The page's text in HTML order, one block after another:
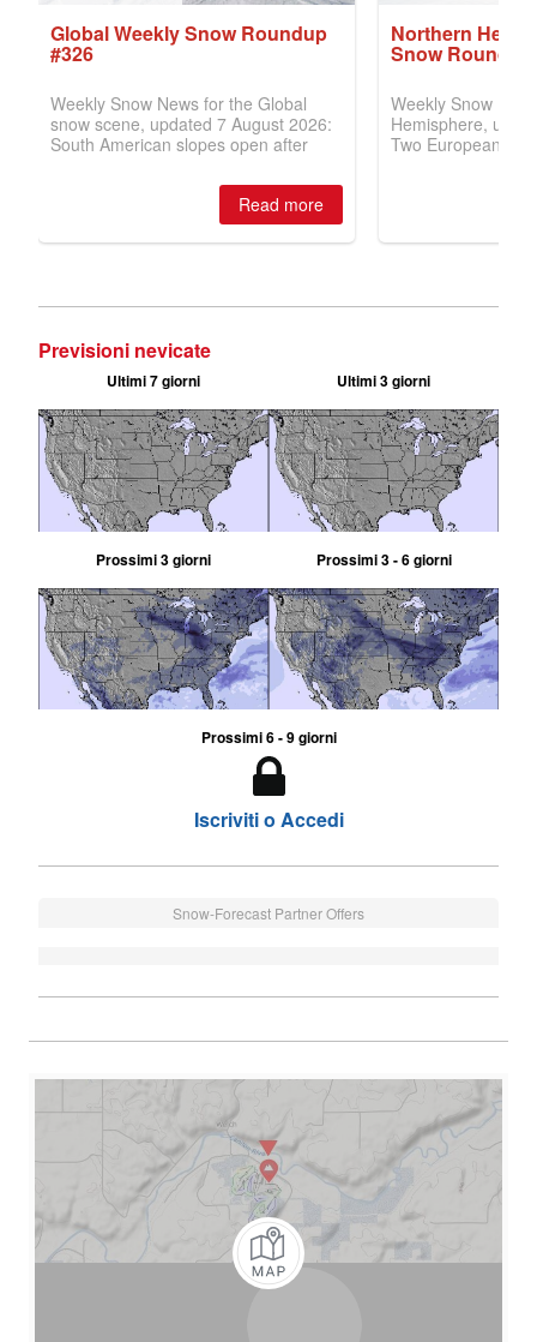
Previsioni nevicate
Ultimi 7 giorni Ultimi 3 giorni
Prossimi 3 giorni Prossimi 3 - 6 giorni
Prossimi 6 - 9 giorni
Iscriviti o Accedi
Snow-Forecast Partner Offers